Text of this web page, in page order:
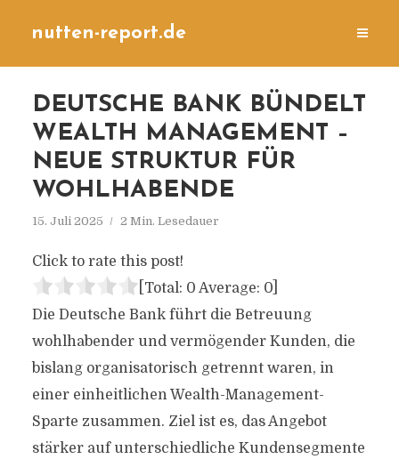
nutten-report.de
DEUTSCHE BANK BÜNDELT
WEALTH MANAGEMENT –
NEUE STRUKTUR FÜR
WOHLHABENDE
15. Juli 2025 2 Min. Lesedauer
Click to rate this post!
[Total: 0 Average: 0]
Die Deutsche Bank führt die Betreuung
wohlhabender und vermögender Kunden, die
bislang organisatorisch getrennt waren, in
einer einheitlichen Wealth-Management-
Sparte zusammen. Ziel ist es, das Angebot
stärker auf unterschiedliche Kundensegmente